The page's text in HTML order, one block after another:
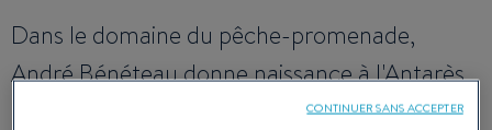
Dans le domaine du pêche-promenade,
André Bénéteau donne naissance à l'Antarès
6.50 en faisant appel à la carène semi-
CONTINUER SANS ACCEPTER